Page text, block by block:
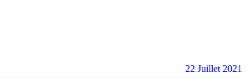
22 Juillet 2021